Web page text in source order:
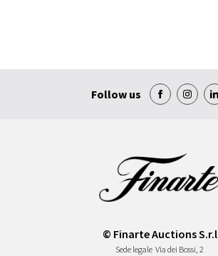
Follow us
© Finarte Auctions S.r.l
Sede legale Via dei Bossi, 2